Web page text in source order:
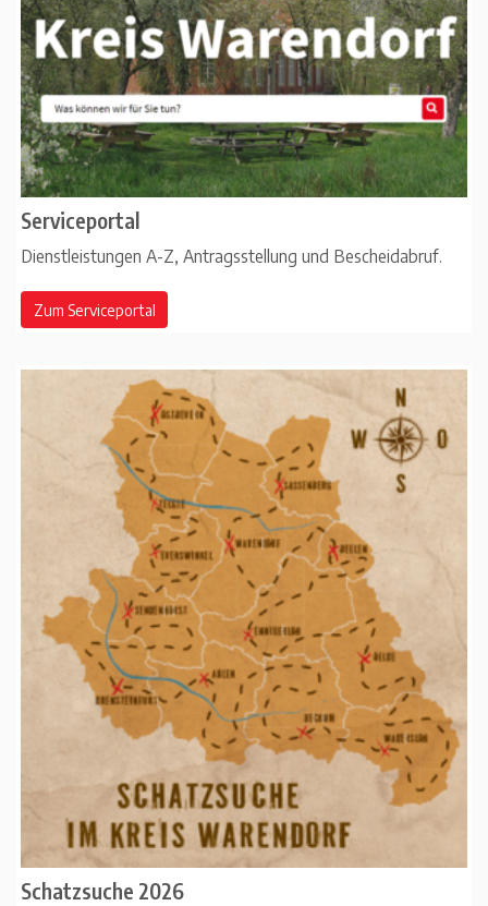
Serviceportal
Dienstleistungen A-Z, Antragsstellung und Bescheidabruf.
Zum Serviceportal
Schatzsuche 2026